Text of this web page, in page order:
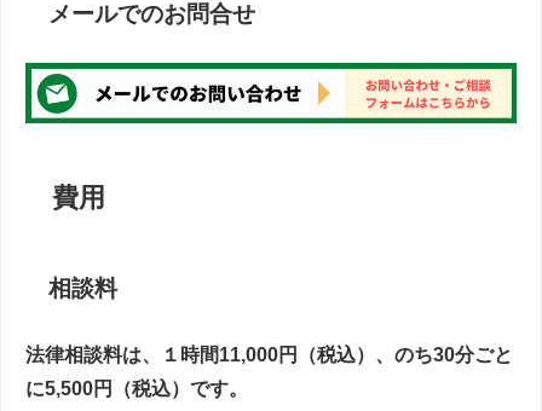
メールでのお問合せ
費用
相談料
法律相談料は、１時間11,000円（税込）、のち30分ごと
に5,500円（税込）です。